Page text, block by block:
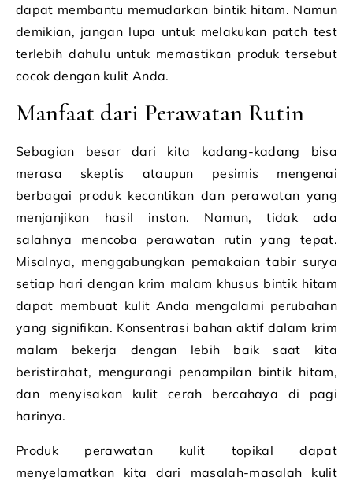
dapat membantu memudarkan bintik hitam. Namun
demikian, jangan lupa untuk melakukan patch test
terlebih dahulu untuk memastikan produk tersebut
cocok dengan kulit Anda.
Manfaat dari Perawatan Rutin
Sebagian besar dari kita kadang-kadang bisa
merasa skeptis ataupun pesimis mengenai
berbagai produk kecantikan dan perawatan yang
menjanjikan hasil instan. Namun, tidak ada
salahnya mencoba perawatan rutin yang tepat.
Misalnya, menggabungkan pemakaian tabir surya
setiap hari dengan krim malam khusus bintik hitam
dapat membuat kulit Anda mengalami perubahan
yang signifikan. Konsentrasi bahan aktif dalam krim
malam bekerja dengan lebih baik saat kita
beristirahat, mengurangi penampilan bintik hitam,
dan menyisakan kulit cerah bercahaya di pagi
harinya.
Produk perawatan kulit topikal dapat
menyelamatkan kita dari masalah-masalah kulit